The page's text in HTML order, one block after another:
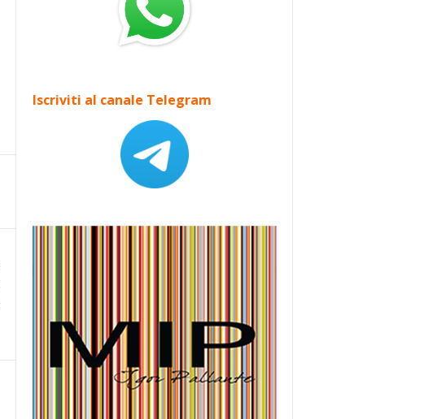
Iscriviti al canale Telegram